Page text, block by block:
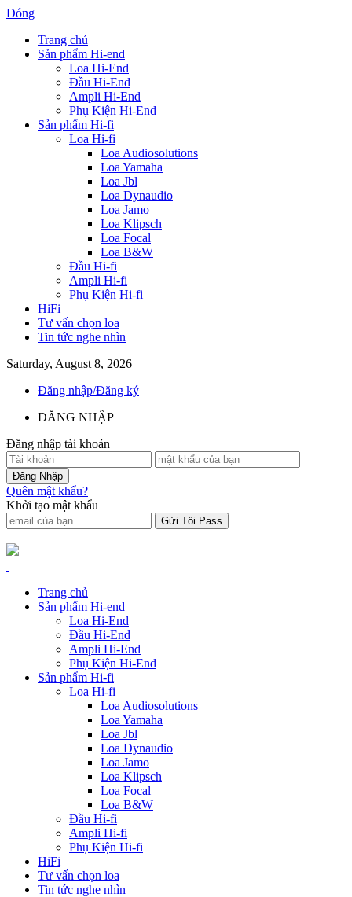
Đóng
Trang chủ
Sản phẩm Hi-end
Loa Hi-End
Đầu Hi-End
Ampli Hi-End
Phụ Kiện Hi-End
Sản phẩm Hi-fi
Loa Hi-fi
Loa Audiosolutions
Loa Yamaha
Loa Jbl
Loa Dynaudio
Loa Jamo
Loa Klipsch
Loa Focal
Loa B&W
Đầu Hi-fi
Ampli Hi-fi
Phụ Kiện Hi-fi
HiFi
Tư vấn chọn loa
Tin tức nghe nhìn
Saturday, August 8, 2026
Đăng nhập/Đăng ký
ĐĂNG NHẬP
Đăng nhập tài khoản
Quên mật khẩu?
Khởi tạo mật khẩu
Trang chủ
Sản phẩm Hi-end
Loa Hi-End
Đầu Hi-End
Ampli Hi-End
Phụ Kiện Hi-End
Sản phẩm Hi-fi
Loa Hi-fi
Loa Audiosolutions
Loa Yamaha
Loa Jbl
Loa Dynaudio
Loa Jamo
Loa Klipsch
Loa Focal
Loa B&W
Đầu Hi-fi
Ampli Hi-fi
Phụ Kiện Hi-fi
HiFi
Tư vấn chọn loa
Tin tức nghe nhìn